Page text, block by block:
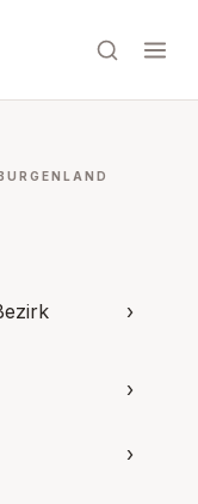
›
›
›